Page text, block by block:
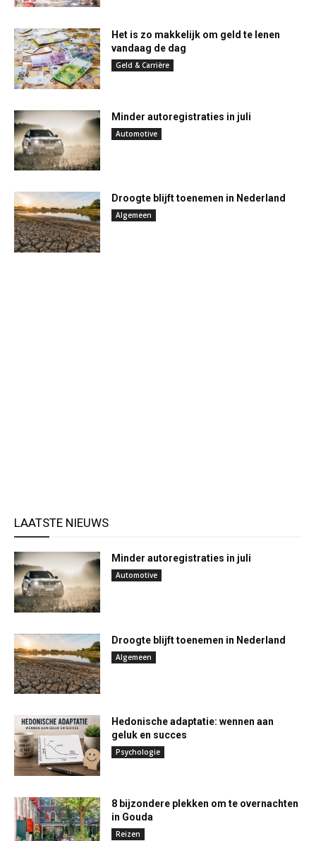
Het is zo makkelijk om geld te lenen
vandaag de dag
Geld & Carrière
Minder autoregistraties in juli
Automotive
Droogte blijft toenemen in Nederland
Algemeen
LAATSTE NIEUWS
Minder autoregistraties in juli
Automotive
Droogte blijft toenemen in Nederland
Algemeen
Hedonische adaptatie: wennen aan
geluk en succes
Psychologie
8 bijzondere plekken om te overnachten
in Gouda
Reizen